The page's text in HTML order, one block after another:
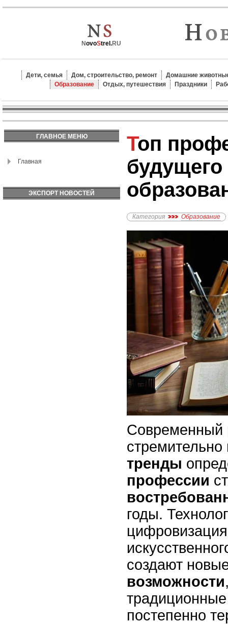
NovoStrel.RU
Дети, семья Дом, строительство, ремонт
Домашние
Образование
Отдых, путешествия Праздники
ГЛАВНОЕ МЕНЮ
Главная
ЭКСПОРТ НОВОСТЕЙ
Топ профессий
будущего
Категория Образование
Современный
тренды
профессии
годы.
создают
возможности
постепенно